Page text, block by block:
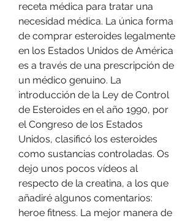
receta médica para tratar una
necesidad médica. La única forma
de comprar esteroides legalmente
en los Estados Unidos de América
es a través de una prescripción de
un médico genuino. La
introducción de la Ley de Control
de Esteroides en el año 1990, por
el Congreso de los Estados
Unidos, clasificó los esteroides
como sustancias controladas. Os
dejo unos pocos vídeos al
respecto de la creatina, a los que
añadiré algunos comentarios:
heroe fitness. La mejor manera de